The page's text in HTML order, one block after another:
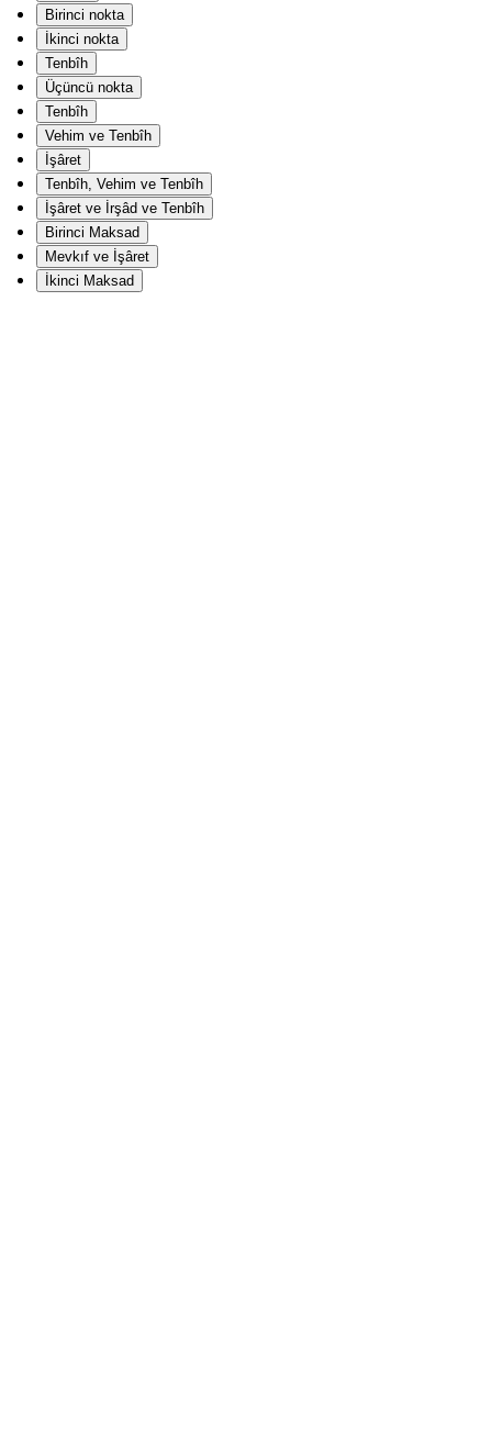
Birinci nokta
İkinci nokta
Tenbîh
Üçüncü nokta
Tenbîh
Vehim ve Tenbîh
İşâret
Tenbîh, Vehim ve Tenbîh
İşâret ve İrşâd ve Tenbîh
Birinci Maksad
Mevkıf ve İşâret
İkinci Maksad